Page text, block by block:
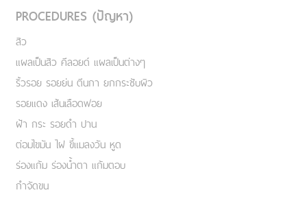
PROCEDURES (ปัญหา)
สิว
แผลเป็นสิว คีลอยด์ แผลเป็นต่างๆ
ริ้วรอย รอยย่น ตีนกา ยกกระชับผิว
รอยแดง เส้นเลือดฟอย
ฝ้า กระ รอยดำ ปาน
ต่อมไขมัน ไฝ ขี้แมลงวัน หูด
ร่องแก้ม ร่องน้ำตา แก้มตอบ
กำจัดขน